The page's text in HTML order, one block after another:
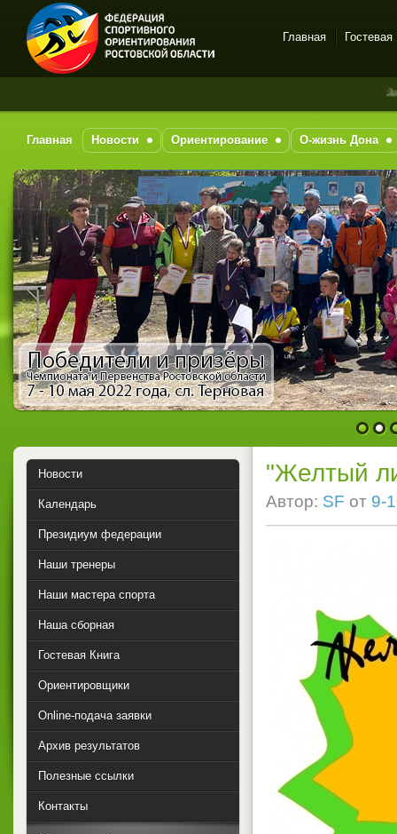
Спортивное
на-Дону
Главная Гостевая
За
Главная Новости Ориентирование О-жизнь Дона
1 2
"Желтый
Автор: SF от 9-
Новости
Календарь
Президиум федерации
Наши тренеры
Наши мастера спорта
Наша сборная
Гостевая Книга
Ориентировщики
Online-подача заявки
Архив результатов
Полезные ссылки
Контакты